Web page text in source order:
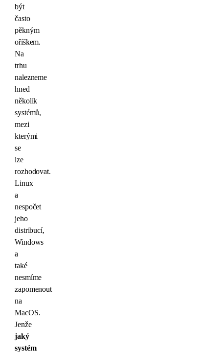
být
často
pěkným
oříškem.
Na
trhu
nalezneme
hned
několik
systémů,
mezi
kterými
se
lze
rozhodovat.
Linux
a
nespočet
jeho
distribucí,
Windows
a
také
nesmíme
zapomenout
na
MacOS.
Jenže
jaký
systém